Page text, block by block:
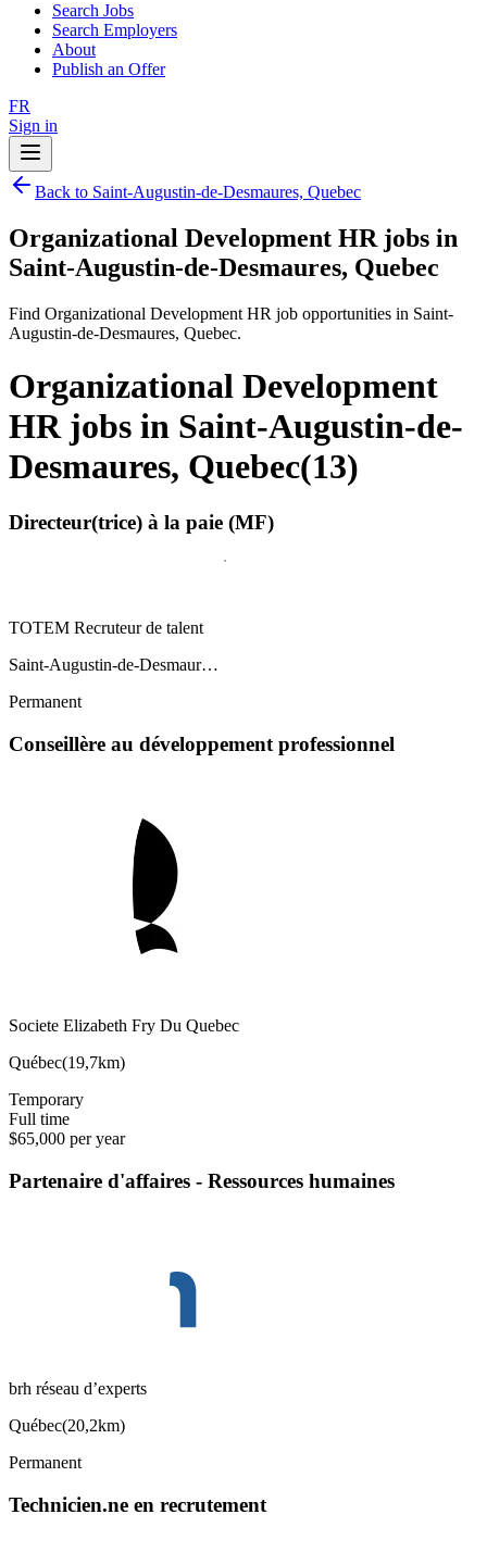
Search Jobs
Search Employers
About
Publish an Offer
FR
Sign in
Back to Saint-Augustin-de-Desmaures, Quebec
Organizational Development HR jobs in
Saint-Augustin-de-Desmaures, Quebec
Find Organizational Development HR job opportunities in Saint-
Augustin-de-Desmaures, Quebec.
Organizational Development
HR jobs in Saint-Augustin-de-
Desmaures, Quebec(13)
Directeur(trice) à la paie (MF)
TOTEM Recruteur de talent
Saint-Augustin-de-Desmaur…
Permanent
Conseillère au développement professionnel
Societe Elizabeth Fry Du Quebec
Québec(19,7km)
Temporary
Full time
$65,000 per year
Partenaire d'affaires - Ressources humaines
brh réseau d’experts
Québec(20,2km)
Permanent
Technicien.ne en recrutement